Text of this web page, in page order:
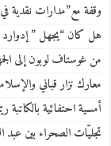
وقفة مع”مدارات نقدية في
هل كان “يجهل ”
من غوستاف لوبون إلى
معارك نزار قباني
أمسية احتفائية
تجليّات الصحراء بين عبد